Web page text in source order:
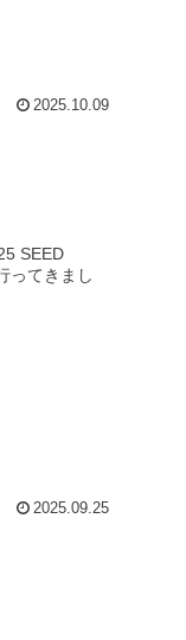
2025.10.09
SEED
ってきまし
2025.09.25